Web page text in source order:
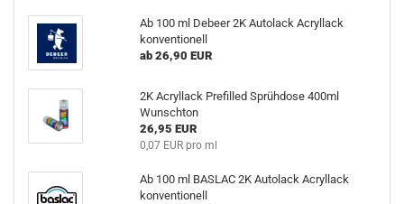
Ab 100 ml Debeer 2K Autolack Acryllack
konventionell
ab 26,90 EUR
2K Acryllack Prefilled Sprühdose 400ml
Wunschton
26,95 EUR
0,07 EUR pro ml
Ab 100 ml BASLAC 2K Autolack Acryllack
konventionell